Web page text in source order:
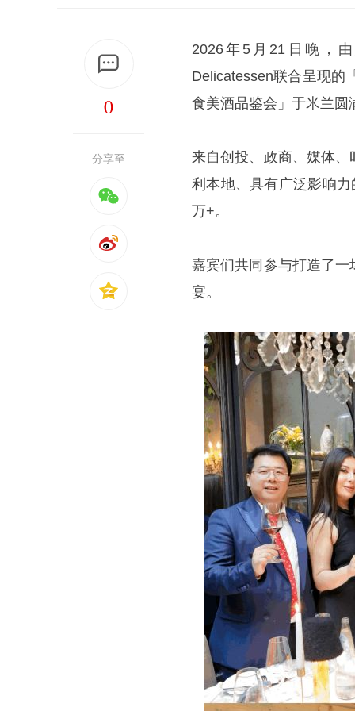
0
分享至
2026年5月21日晚，
Delicatessen联合呈现的
食美酒品鉴会」于米兰圆
来自创投、政商、媒体
利本地、具有广泛影响
万+。
嘉宾们共同参与打造了
宴。